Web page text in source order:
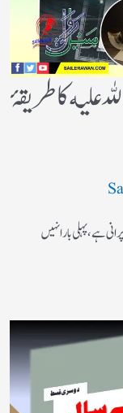
عليه كا طريقۂ
ہے، پہلى بار انہيں